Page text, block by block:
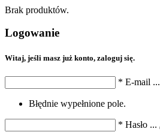
Brak produktów.
Logowanie
Witaj, jeśli masz już konto, zaloguj się.
* E-mail ...
Błędnie wypełnione pole.
* Hasło ...